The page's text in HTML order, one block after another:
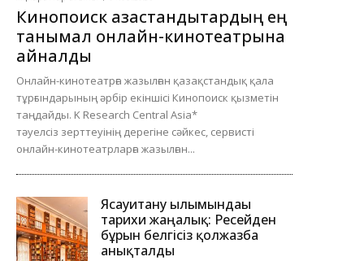
Кинопоиск қазақстандықтардың ең
танымал онлайн-кинотеатрына
айналды
Онлайн-кинотеатрға жазылған қазақстандық қала
тұрғындарының әрбір екіншісі Кинопоиск қызметін
таңдайды. K Research Central Asia*
тәуелсіз зерттеуінің дерегіне сәйкес, сервисті
онлайн-кинотеатрларға жазылған...
Ясауитану ғылымындағы
тарихи жаңалық: Ресейден
бұрын белгісіз қолжазба
анықталды